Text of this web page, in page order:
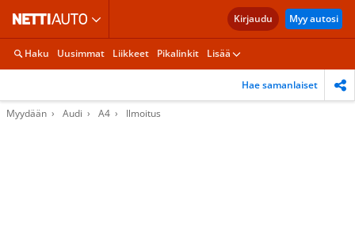
Kirjaudu Myy autosi
Haku Uusimmat Liikkeet Pikalinkit Lisää
Hae samanlaiset
Myydään Audi A4 Ilmoitus